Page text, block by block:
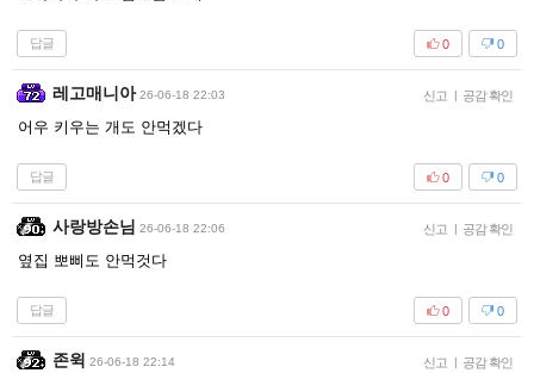
답글 0
0
레고매니아 26-06-18 22:03 신고 | 공감 확인
어우 키우는 개도 안먹겠다
답글 0
0
사랑방손님 26-06-18 22:06 신고 | 공감 확인
옆집 뽀삐도 안먹것다
답글 0
0
존윅 26-06-18 22:14 신고 | 공감 확인